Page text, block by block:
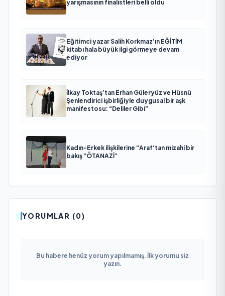
yarışmasının finalistleri belli oldu
Eğitimci yazar Salih Korkmaz’ın EĞİTİM
kitabı hala büyük ilgi görmeye devam
ediyor
İlkay Toktaş’tan Erhan Güleryüz ve Hüsnü
Şenlendirici işbirliğiyle duygusal bir aşk
manifestosu: “Deliler Gibi”
Kadın-Erkek ilişkilerine “Araf’tan mizahi bir
bakış “ÖTANAZİ”
YORUMLAR (0)
Bu habere henüz yorum yapılmamış. İlk yorumu siz
yazın.